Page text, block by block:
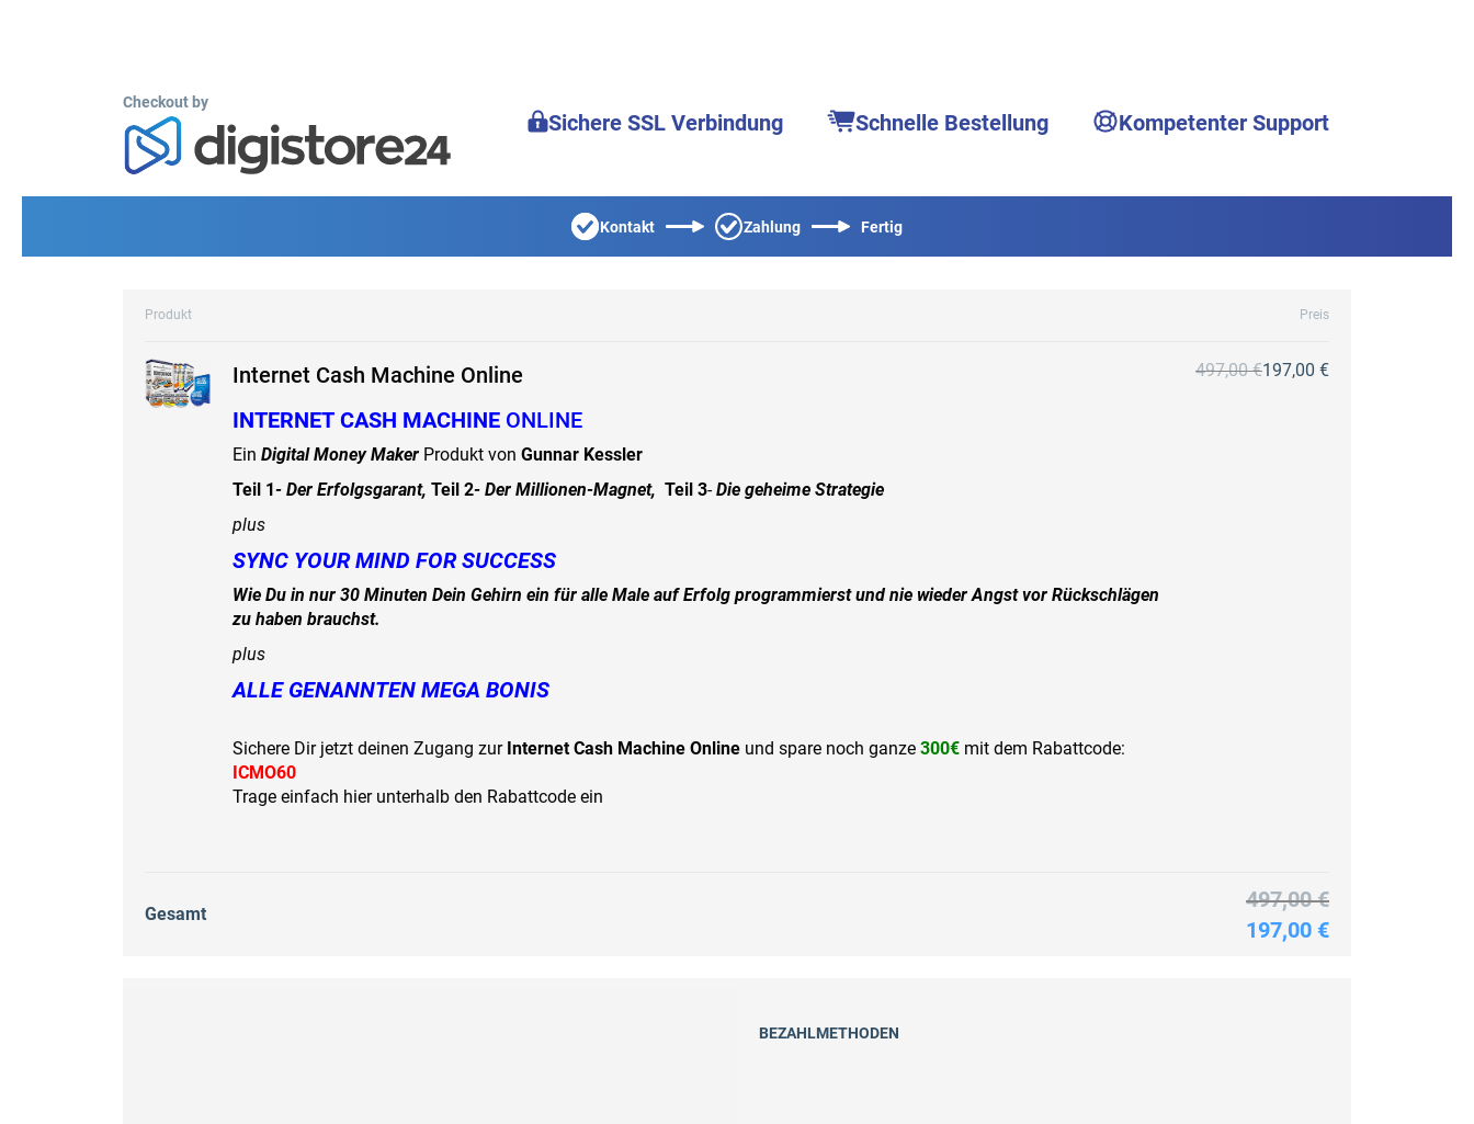
Checkout by
Sichere SSL Verbindung Schnelle Bestellung Kompetenter Support
Kontakt Zahlung Fertig
Produkt Preis
Internet Cash Machine Online
INTERNET CASH MACHINE ONLINE
Ein Digital Money Maker Produkt von Gunnar Kessler
Teil 1- Der Erfolgsgarant, Teil 2- Der Millionen-Magnet, Teil 3-Die geheime Strategie
plus
SYNC YOUR MIND FOR SUCCESS
Wie Du in nur 30 Minuten Dein Gehirn ein für alle Male auf Erfolg programmierst und nie wieder Angst vor Rückschlägen
zu haben brauchst.
plus
ALLE GENANNTEN MEGA BONIS
Sichere Dir jetzt deinen Zugang zur Internet Cash Machine Online und spare noch ganze 300€ mit dem Rabattcode:
ICMO60
Trage einfach hier unterhalb den Rabattcode ein
497,00 €197,00 €
Gesamt
497,00 €
197,00 €
BEZAHLMETHODEN